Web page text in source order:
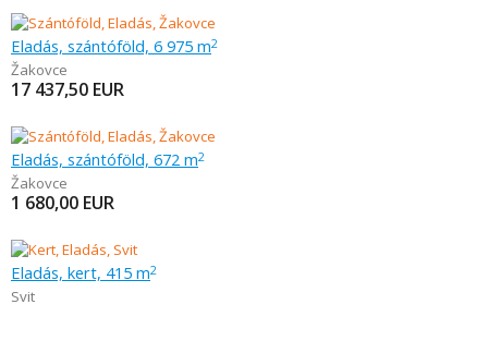
Eladás, szántóföld, 6 975 m2
Žakovce
17 437,50 EUR
Eladás, szántóföld, 672 m2
Žakovce
1 680,00 EUR
Eladás, kert, 415 m2
Svit